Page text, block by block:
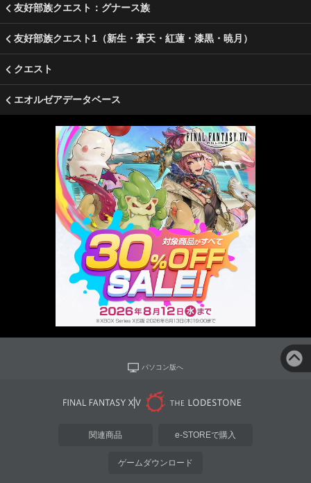
友好部族クエスト：グナース族
友好部族クエスト1（新生・蒼天・紅蓮・漆黒・暁月）
クエスト
エオルゼアデータベース
パソコン版へ
関連商品 e-STOREで購入
ゲームダウンロード